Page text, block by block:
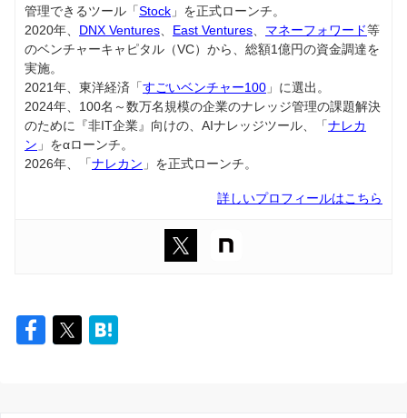
管理できるツール「Stock 」を正式ローンチ。
2020年、 DNX Ventures East Ventures マネーフォワード等
のベンチャーキャピタル（VC）から、総額1億円の資金調達を
実施。
2021年、東洋経済「すごいベンチャー100 」に選出。
2024年、100名～数万名規模の企業のナレッジ管理の課題解決
のために『非IT企業』向けの、AIナレッジツール、「ナレカ
ン 」をαローンチ。
2026年、「ナレカン 」を正式ローンチ。
詳しいプロフィールはこちら